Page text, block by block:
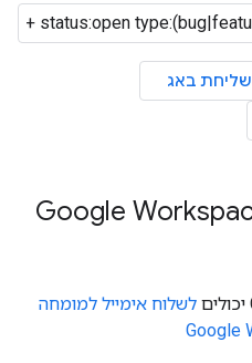
שליחת באג
לשלוח אימייל למומחה